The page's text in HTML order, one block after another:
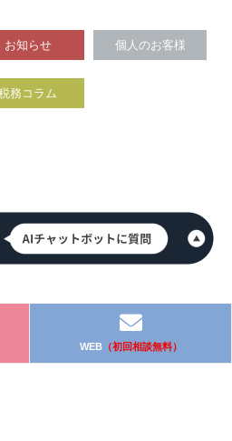
お知らせ 個人のお客様
務コラム
WEB（初回相談無料）